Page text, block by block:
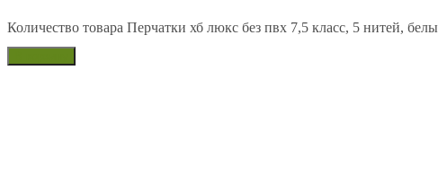
Количество товара Перчатки хб люкс без пвх 7,5 класс, 5 нитей,